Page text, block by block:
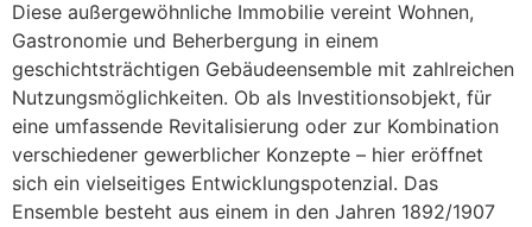
Diese außergewöhnliche Immobilie vereint Wohnen,
Gastronomie und Beherbergung in einem
geschichtsträchtigen Gebäudeensemble mit zahlreichen
Nutzungsmöglichkeiten. Ob als Investitionsobjekt, für
eine umfassende Revitalisierung oder zur Kombination
verschiedener gewerblicher Konzepte – hier eröffnet
sich ein vielseitiges Entwicklungspotenzial. Das
Ensemble besteht aus einem in den Jahren 1892/1907